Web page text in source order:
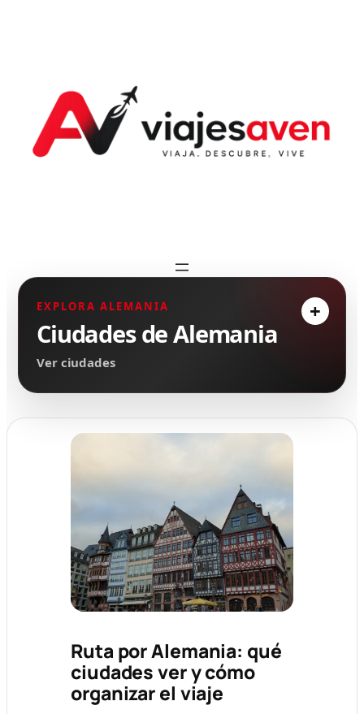
EXPLORA ALEMANIA
Ciudades de Alemania
Ver ciudades
Ruta por Alemania: qué
ciudades ver y cómo
organizar el viaje